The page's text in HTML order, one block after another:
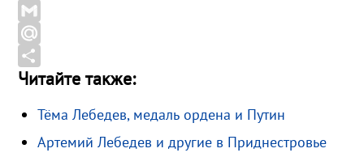
b
o
o
k
l
e
g
r
m
d
n
o
k
a
s
X
G
m
a
M
a
О
п
р
Читайте также:
Тёма Лебедев, медаль ордена и Путин
Артемий Лебедев и другие в Приднестровье